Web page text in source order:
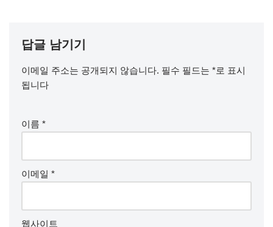
답글 남기기
이메일 주소는 공개되지 않습니다. 필수 필드는 *로 표시
됩니다
이름 *
이메일 *
웹사이트